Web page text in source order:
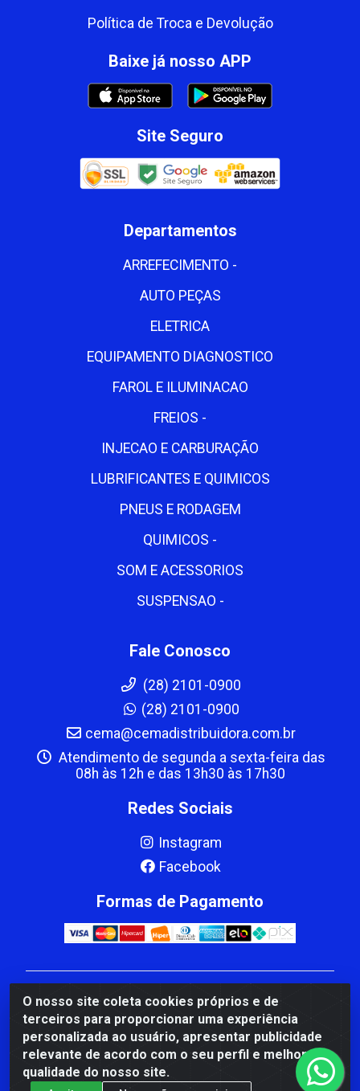
O nosso site coleta cookies próprios e de
terceiros para proporcionar uma experiência
personalizada ao usuário, apresentar publicidade
relevante de acordo com o seu perfil e melhorar a
qualidade do nosso site.
Política de Troca e Devolução
Baixe já nosso APP
Site Seguro
Departamentos
ARREFECIMENTO -
AUTO PEÇAS
ELETRICA
EQUIPAMENTO DIAGNOSTICO
FAROL E ILUMINACAO
FREIOS -
INJECAO E CARBURAÇÃO
LUBRIFICANTES E QUIMICOS
PNEUS E RODAGEM
QUIMICOS -
SOM E ACESSORIOS
SUSPENSAO -
Fale Conosco
(28) 2101-0900
(28) 2101-0900
cema@cemadistribuidora.com.br
Atendimento de segunda a sexta-feira das
08h às 12h e das 13h30 às 17h30
Redes Sociais
Instagram
Facebook
Formas de Pagamento
CBP MACEDO COMERCIO PEÇAS LTDA Matriz - av
Mauro Miranda Madureira, 1249 - Coramara , Cachoeiro
de Itapemirim/ES - CEP 29.311-310 - CNPJ
00.502.680/0001-41